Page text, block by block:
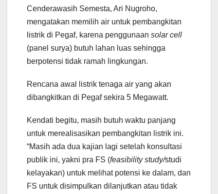
Cenderawasih Semesta, Ari Nugroho,
mengatakan memilih air untuk pembangkitan
listrik di Pegaf, karena penggunaan solar cell
(panel surya) butuh lahan luas sehingga
berpotensi tidak ramah lingkungan.
Rencana awal listrik tenaga air yang akan
dibangkitkan di Pegaf sekira 5 Megawatt.
Kendati begitu, masih butuh waktu panjang
untuk merealisasikan pembangkitan listrik ini.
“Masih ada dua kajian lagi setelah konsultasi
publik ini, yakni pra FS (feasibility study/studi
kelayakan) untuk melihat potensi ke dalam, dan
FS untuk disimpulkan dilanjutkan atau tidak